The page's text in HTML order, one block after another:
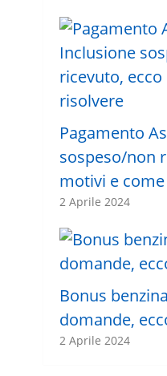
Pagamento
sospeso/non
motivi e
2 Aprile 2024
Bonus
domande,
2 Aprile 2024